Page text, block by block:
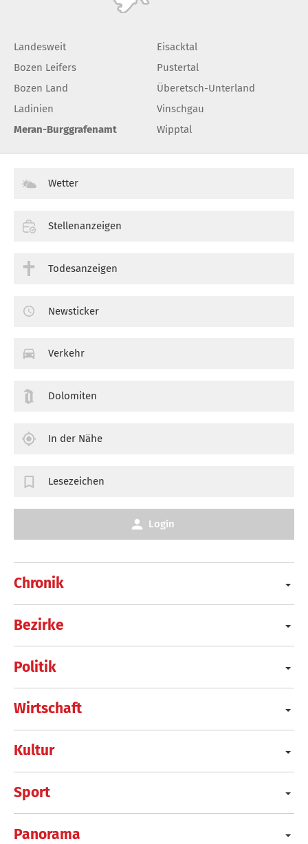
Landesweit
Bozen Leifers
Bozen Land
Ladinien
Meran-Burggrafenamt
Eisacktal
Pustertal
Überetsch-Unterland
Vinschgau
Wipptal
Chronik
Bezirke
Politik
Wirtschaft
Kultur
Sport
Panorama
Wetter
Stellenanzeigen
Todesanzeigen
Newsticker
Verkehr
Dolomiten
In der Nähe
Lesezeichen
Login